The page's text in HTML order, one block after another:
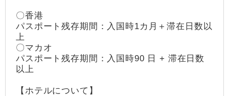
〇香港
パスポート残存期間：入国時1カ月＋滞在日数以
上
〇マカオ
パスポート残存期間：入国時90 日 + 滞在日数
以上
【ホテルについて】